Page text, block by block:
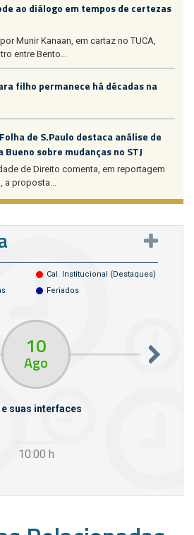
ao diálogo em tempos de certezas
Munir Kanaan, em cartaz no TUCA,
entre Bento...
filho permanece há décadas na
de S.Paulo destaca análise de
Bueno sobre mudanças no STJ
de Direito comenta, em reportagem
a proposta...
Cal. Institucional (destaques)
Feriados
10
Ago
e suas interfaces
10:00 h